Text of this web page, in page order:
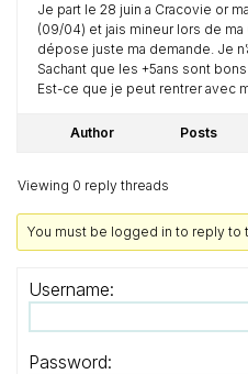
Je part le 28 juin a Cracovie or
(09/04) et jais mineur lors de ma
dépose juste ma demande. Je
Sachant que les +5ans sont
Est-ce que je peut rentrer avec
Author Posts
Viewing 0 reply threads
You must be logged in to reply to
Username:
Password: